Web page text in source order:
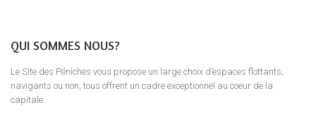
QUI SOMMES NOUS?
Le Site des Péniches vous propose un large choix d’espaces flottants;
navigants ou non, tous offrent un cadre exceptionnel au coeur de la
capitale.